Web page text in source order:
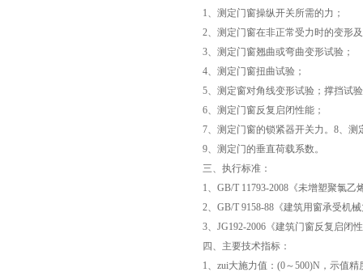
1、测定门窗操纵开关所需的力；
2、测定门窗在非正常受力时的变形
3、测定门窗翘曲或弯曲变形试验；
4、测定门窗扭曲试验；
5、测定窗对角线变形试验；撑挡试
6、测定门窗反复启闭性能；
7、测定门窗的锁紧器开关力。8、测
9、测定门的垂直荷载系数。
三、执行标准：
1、GB/T 11793-2008《未增塑聚氯
2、GB/T 9158-88《建筑用窗承受机
3、JG192-2006《建筑门窗反复启闭
四、主要技术指标：
1、zui大施力值：(0～500)N，示值